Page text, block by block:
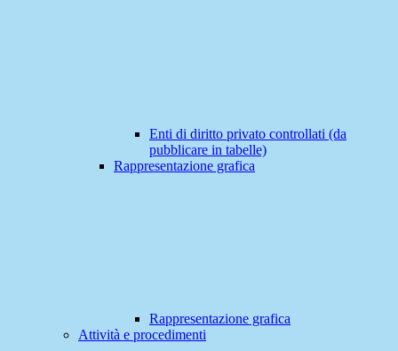
Enti di diritto privato controllati (da
pubblicare in tabelle)
Rappresentazione grafica
Rappresentazione grafica
Attività e procedimenti